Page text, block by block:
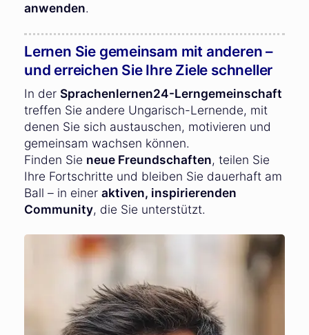
anwenden.
Lernen Sie gemeinsam mit anderen –
und erreichen Sie Ihre Ziele schneller
In der Sprachenlernen24-Lerngemeinschaft
treffen Sie andere Ungarisch-Lernende, mit
denen Sie sich austauschen, motivieren und
gemeinsam wachsen können.
Finden Sie neue Freundschaften, teilen Sie
Ihre Fortschritte und bleiben Sie dauerhaft am
Ball – in einer aktiven, inspirierenden
Community, die Sie unterstützt.